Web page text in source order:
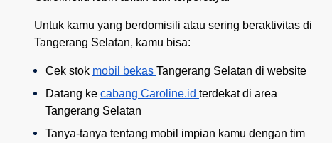
Untuk kamu yang berdomisili atau sering beraktivitas di
Tangerang Selatan, kamu bisa:
Cek stok mobil bekas Tangerang Selatan di website
Datang ke cabang Caroline.id terdekat di area
Tangerang Selatan
Tanya-tanya tentang mobil impian kamu dengan tim